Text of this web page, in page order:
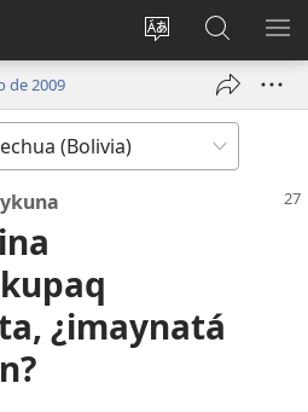
Change
language
Yaykunapaj
(opens
JW.ORG
nisqapi
de 2009
¿imaynatá